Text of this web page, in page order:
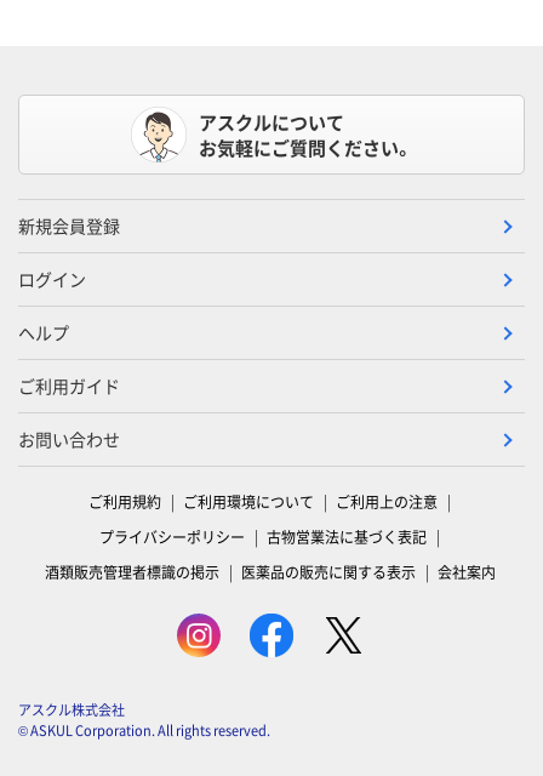
アスクルについて
お気軽にご質問ください。
新規会員登録
ログイン
ヘルプ
ご利用ガイド
お問い合わせ
ご利用規約 ご利用環境について
ご利用上の注意
プライバシーポリシー
古物営業法に基づく表記
酒類販売管理者標識の掲示
医薬品の販売に関する表示 会社案内
アスクル株式会社
© ASKUL Corporation. All rights reserved.